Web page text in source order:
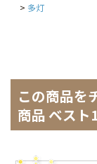
多灯
この商品を
商品 ベスト